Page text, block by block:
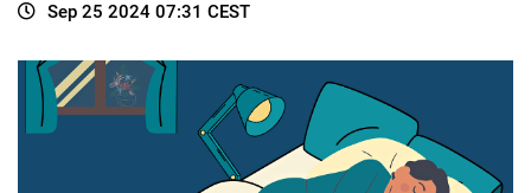
Sep 25 2024 07:31 CEST